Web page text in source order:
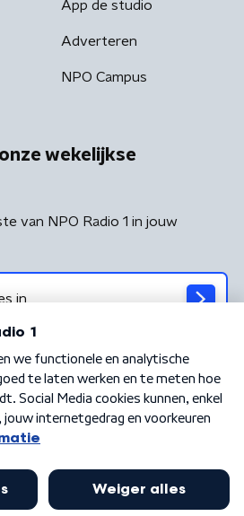
App de studio
Adverteren
NPO Campus
wekelijkse
van NPO Radio 1 in jouw